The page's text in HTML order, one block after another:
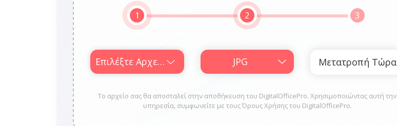
1
Επιλέξτε Αρχείο
2 3
Το αρχείο σας θα αποσταλεί στην αποθήκευση του DigitalOfficePro. Χρησιμοποιώντας αυτή την
υπηρεσία, συμφωνείτε με τους Όρους Χρήσης του DigitalOfficePro.